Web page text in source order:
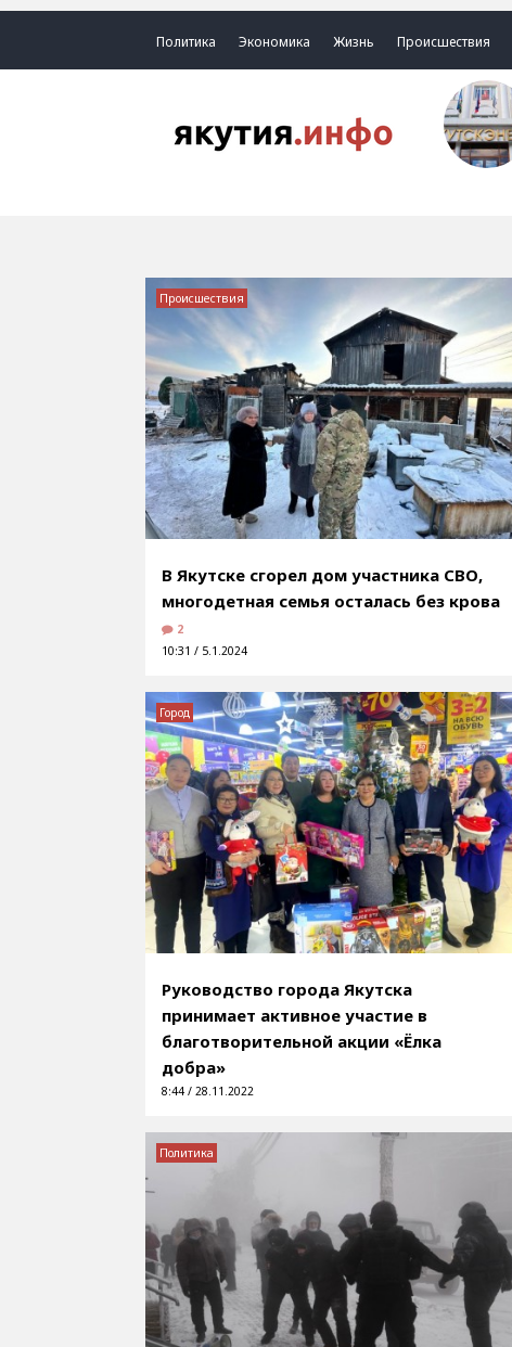
Политика Экономика Жизнь Происшествия
В Якутске сгорел дом участника СВО,
многодетная семья осталась без крова
2
10:31 / 5.1.2024
Происшествия
Руководство города Якутска
принимает активное участие в
благотворительной акции «Ёлка
добра»
8:44 / 28.11.2022
Город
Политика